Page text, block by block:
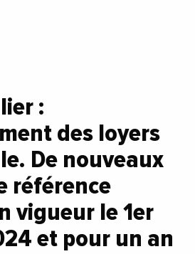
:
des loyers
De nouveaux
référence
vigueur le 1er
et pour un an